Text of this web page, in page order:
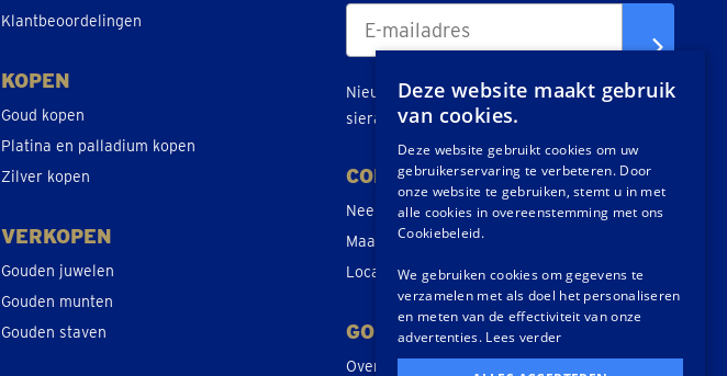
Klantbeoordelingen
KOPEN
Goud kopen
Platina en palladium kopen
Zilver kopen
VERKOPEN
Gouden juwelen
Gouden munten
Gouden staven
Nieuws, tips en acties over goud, zilver en
sieraden direct in je inbox.
CONTACT
Neem contact op
Maak een afspraak
Locaties
GOUDWISSELKANTOOR
Over ons
Deze website maakt gebruik
van cookies.
Deze website gebruikt cookies om uw
gebruikerservaring te verbeteren. Door
onze website te gebruiken, stemt u in met
alle cookies in overeenstemming met ons
Cookiebeleid.
We gebruiken cookies om gegevens te
verzamelen met als doel het personaliseren
en meten van de effectiviteit van onze
advertenties. Lees verder